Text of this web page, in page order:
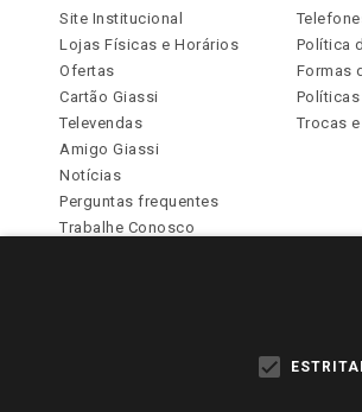
Site Institucional
Lojas Físicas e Horários
Ofertas
Cartão Giassi
Televendas
Amigo Giassi
Notícias
Perguntas frequentes
Trabalhe Conosco
Política
Formas
Trocas
PARA VER OS
TODOS OS PREÇOS E